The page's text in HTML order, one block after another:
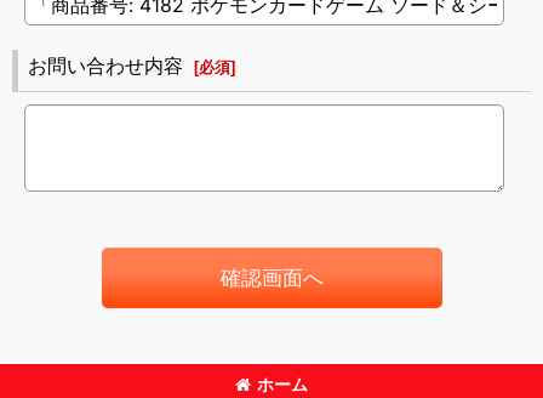
お問い合わせ内容 [必須]
確認画面へ
ホーム